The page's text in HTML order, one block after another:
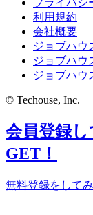
プライバシ
利用規約
会社概要
ジョブハウ
ジョブハウ
ジョブハウ
© Techouse, Inc.
会員登録
GET！
無料登録をして